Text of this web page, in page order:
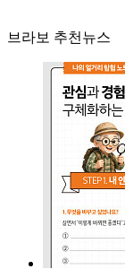
브라보 추천뉴스